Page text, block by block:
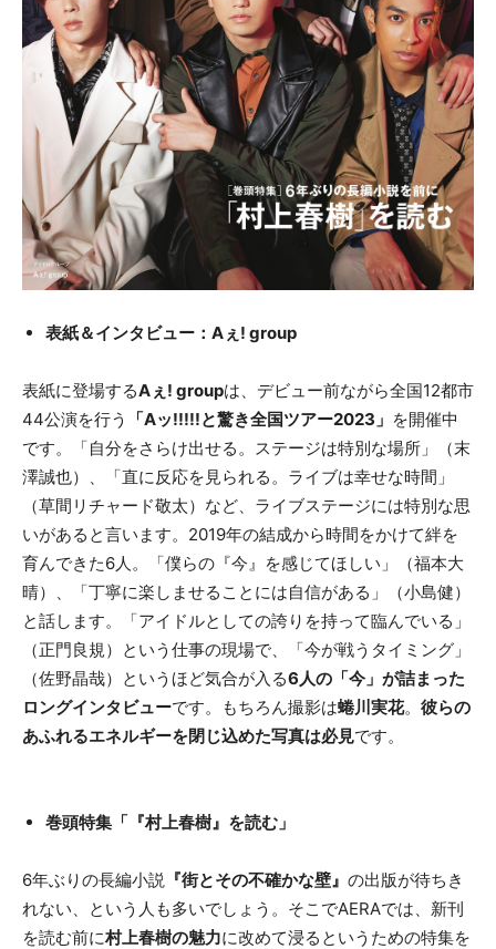
表紙＆インタビュー：Aぇ! group
表紙に登場するAぇ! groupは、デビュー前ながら全国12都市
44公演を行う
「Aッ!!!!!と驚き全国ツアー2023」 を開催中
です。「自分をさらけ出せる。ステージは特別な場所」（末
澤誠也）、「直に反応を見られる。ライブは幸せな時間」
（草間リチャード敬太）など、ライブステージには特別な思
いがあると言います。2019年の結成から時間をかけて絆を
育んできた6人。「僕らの『今』を感じてほしい」（福本大
晴）、「丁寧に楽しませることには自信がある」（小島健）
と話します。「アイドルとしての誇りを持って臨んでいる」
（正門良規）という仕事の現場で、「今が戦うタイミング」
（佐野晶哉）というほど気合が入る6人の「今」が詰まった
ロングインタビューです。もちろん撮影は蜷川実花。 彼らの
あふれるエネルギーを閉じ込めた写真は必見です。
巻頭特集「『村上春樹』を読む」
6年ぶりの長編小説 『街とその不確かな壁』 の出版が待ちき
れない、という人も多いでしょう。そこでAERAでは、新刊
を読む前に村上春樹の魅力に改めて浸るというための特集を